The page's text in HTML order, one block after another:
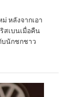
หลังจากเอา
สเบนเมื่อคืน
บนักชกชาว